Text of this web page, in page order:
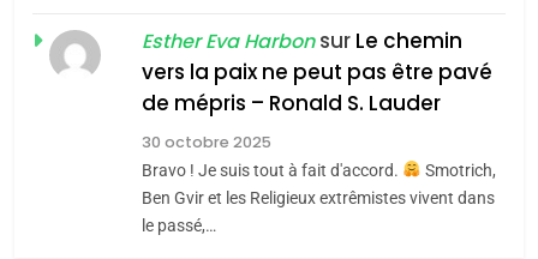
2025, l’année la plus
meurtrière selon le
rapport d’ADL contre
l’antisémitisme
FRANCE ISRAÉL
FIÈRE, DIGNE ET RÉSILIENTE :
POURQUOI JE REVENDIQUE
Esther Eva Harbonsur Le chemin
vers la paix ne peut pas être pavé
de mépris – Ronald S. Lauder
30 octobre 2025
Bravo ! Je suis tout à fait d'accord.
Smotrich,
Ben Gvir et les Religieux extrêmistes vivent dans
le passé,…
Azilal consacrés produits
du terroir
DAFINA MAROC
Oeil ravageur – Vanessa De
Loya Stauber
CINEMA ISRAÉL